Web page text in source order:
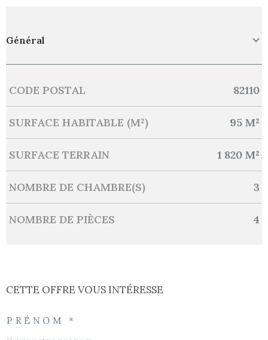
Général
Caractérisque Valeurs
CODE POSTAL 82110
SURFACE HABITABLE (M²) 95 M²
SURFACE TERRAIN 1 820 M²
NOMBRE DE CHAMBRE(S) 3
NOMBRE DE PIÈCES 4
CETTE OFFRE VOUS INTÉRESSE
PRÉNOM *